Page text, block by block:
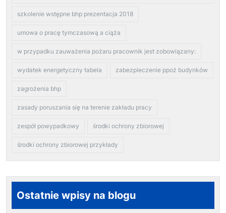
szkolenie wstępne bhp prezentacja 2018
umowa o pracę tymczasową a ciąża
w przypadku zauważenia pożaru pracownik jest zobowiązany:
wydatek energetyczny tabela zabezpieczenie ppoż budynków
zagrożenia bhp
zasady poruszania się na terenie zakładu pracy
zespół powypadkowy środki ochrony zbiorowej
środki ochrony zbiorowej przykłady
Ostatnie wpisy na blogu